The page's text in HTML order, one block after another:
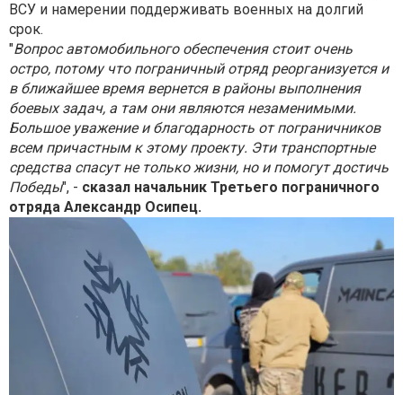
ВСУ и намерении поддерживать военных на долгий
срок.
"Вопрос автомобильного обеспечения стоит очень
остро, потому что пограничный отряд реорганизуется и
в ближайшее время вернется в районы выполнения
боевых задач, а там они являются незаменимыми.
Большое уважение и благодарность от пограничников
всем причастным к этому проекту. Эти транспортные
средства спасут не только жизни, но и помогут достичь
Победы", - сказал начальник Третьего пограничного
отряда Александр Осипец.